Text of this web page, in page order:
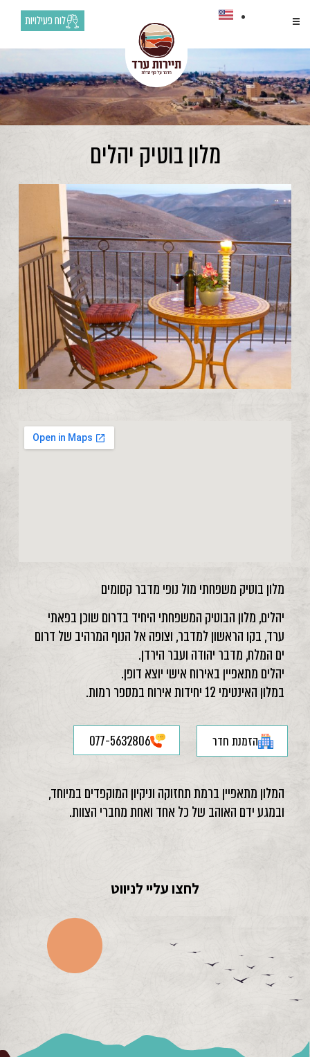
לוח פעילויות
מלון בוטיק יהלים
מלון בוטיק משפחתי מול נופי מדבר קסומים
יהלים, מלון הבוטיק המשפחתי היחיד בדרום שוכן בפאתי
ערד, בקו הראשון למדבר, וצופה אל הנוף המרהיב של דרום
ים המלח, מדבר יהודה ועבר הירדן.
יהלים מתאפיין באירוח אישי יוצא דופן.
במלון האינטימי 12 יחידות אירוח במספר רמות.
הזמנת חדר 077-5632806
המלון מתאפיין ברמת תחזוקה וניקיון המוקפדים במיוחד,
ובמגע ידם האוהב של כל אחד ואחת מחברי הצוות.
לחצו עליי לניווט